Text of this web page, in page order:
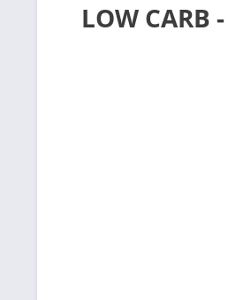
LOW